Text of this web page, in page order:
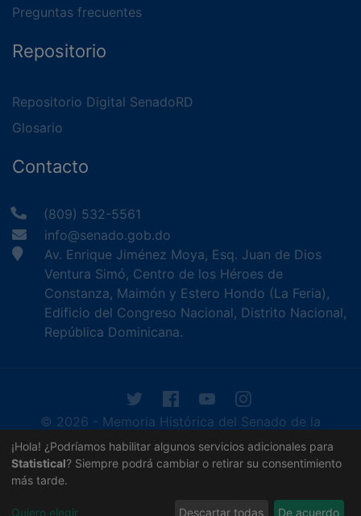
Preguntas frecuentes
Repositorio
Repositorio Digital SenadoRD
Glosario
Contacto
(809) 532-5561
info@senado.gob.do
Av. Enrique Jiménez Moya, Esq. Juan de Dios
Ventura Simó, Centro de los Héroes de
Constanza, Maimón y Estero Hondo (La Feria),
Edificio del Congreso Nacional, Distrito Nacional,
República Dominicana.
© 2026 - Memoria Histórica del Senado de la
República Dominicana. Todos los derechos
reservados.
¡Hola! ¿Podríamos habilitar algunos servicios adicionales para
Statistical? Siempre podrá cambiar o retirar su consentimiento
más tarde.
Quiero elegir Descartar todas De acuerdo